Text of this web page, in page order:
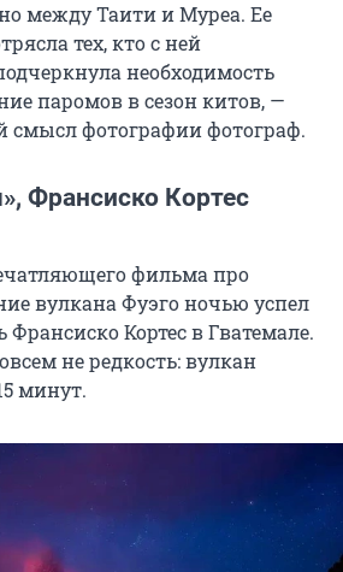
между Таити и Муреа. Ее
тех, кто с ней
необходимость
паромов в сезон китов, —
смысл фотографии фотограф.
Франсиско Кортес
фильма про
вулкана Фуэго ночью успел
Франсиско Кортес в Гватемале.
не редкость: вулкан
минут.